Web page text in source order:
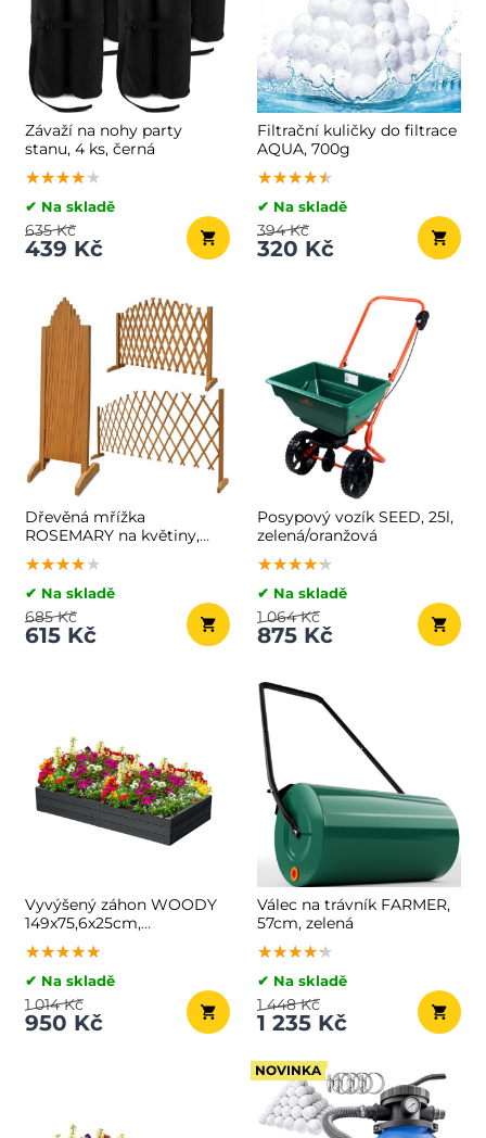
Závaží na nohy party
stanu, 4 ks, černá
★★★★★
★★★★★
★★★★★
✔ Na skladě
439 Kč
635 Kč
Filtrační kuličky do filtrace
AQUA, 700g
★★★★★
★★★★★
★★★★★
✔ Na skladě
320 Kč
394 Kč
Dřevěná mřížka
ROSEMARY na květiny,
200x107cm, přírodní hnědá
★★★★★
★★★★★
★★★★★
✔ Na skladě
615 Kč
685 Kč
Posypový vozík SEED, 25l,
zelená/oranžová
★★★★★
★★★★★
★★★★★
✔ Na skladě
875 Kč
1 064 Kč
Vyvýšený záhon WOODY
149x75,6x25cm,
antracitová
★★★★★
★★★★★
★★★★★
✔ Na skladě
950 Kč
1 014 Kč
Válec na trávník FARMER,
57cm, zelená
★★★★★
★★★★★
★★★★★
✔ Na skladě
1 235 Kč
1 448 Kč
NOVINKA